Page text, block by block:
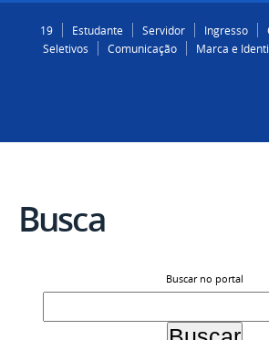
19
Estudante Servidor Ingresso
Seletivos
Comunicação Marca e
Busca
Buscar no portal